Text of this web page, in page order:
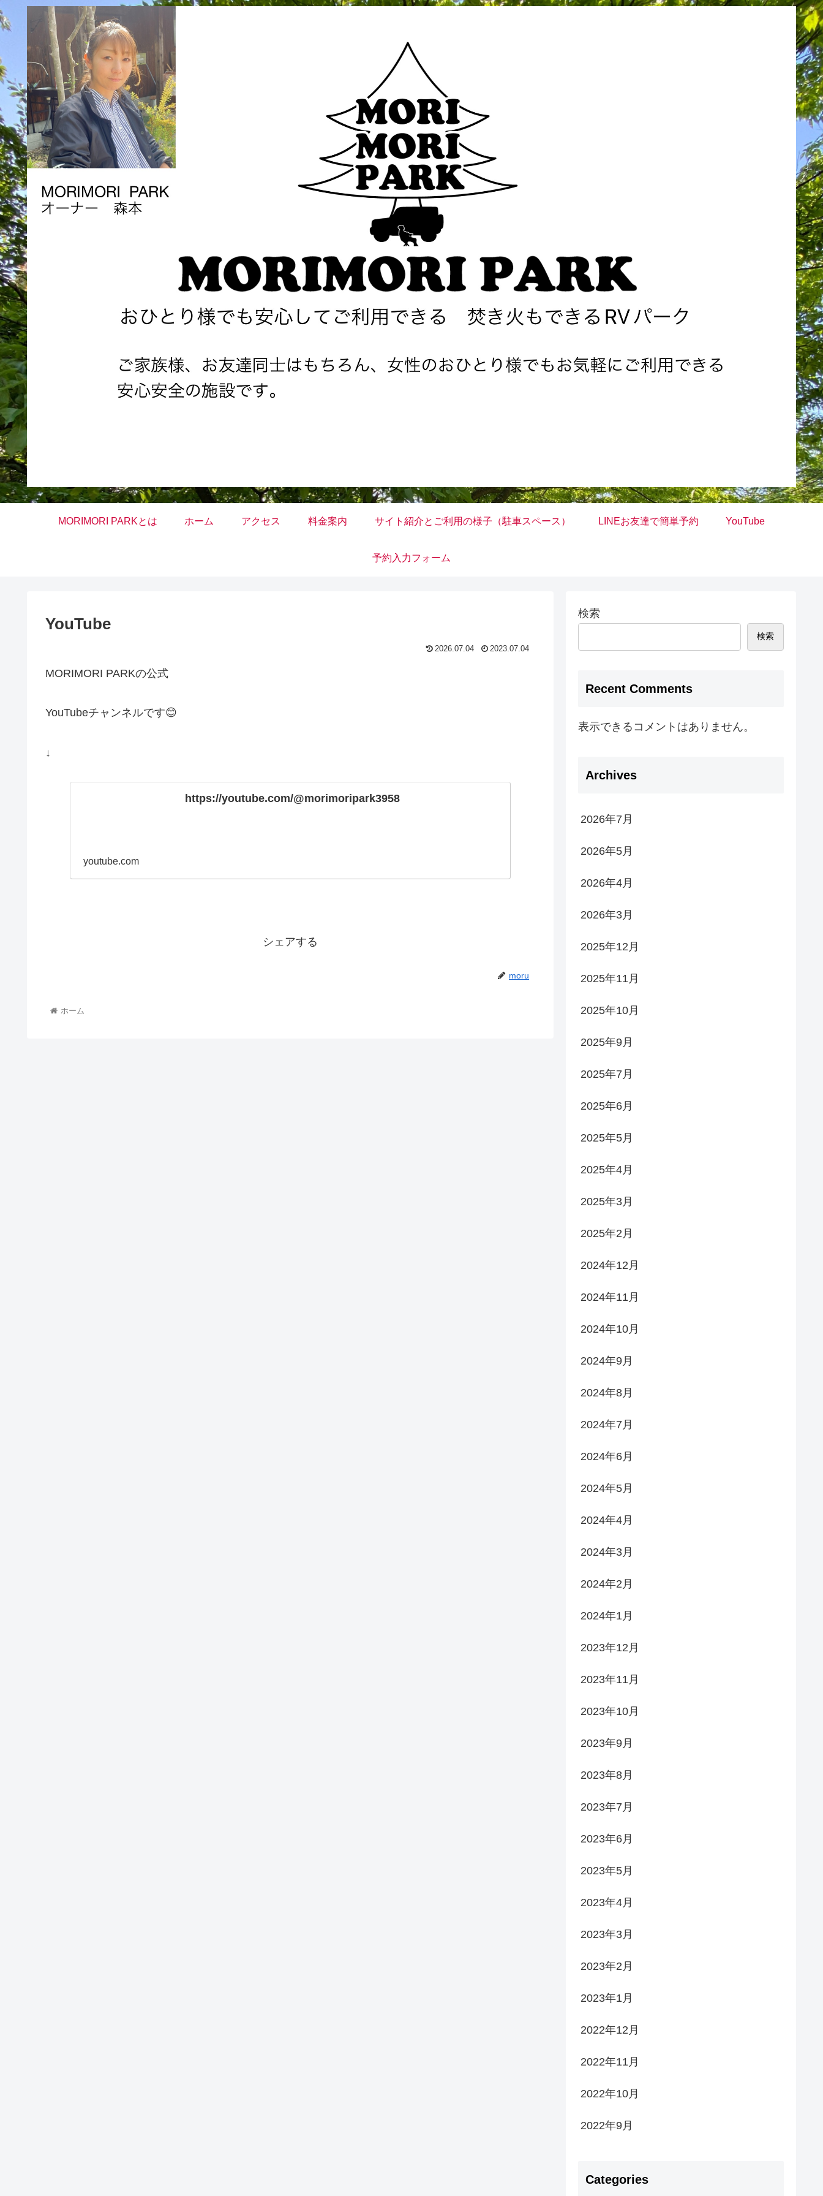
MORIMORI PARKとは ホーム アクセス 料金案内 サイト紹介とご利用の様子（駐車スペース） LINEお友達で簡単予約 YouTube
予約入力フォーム
YouTube
2026.07.04 2023.07.04
MORIMORI PARKの公式
YouTubeチャンネルです😊
↓
https://youtube.com/@morimoripark3958
youtube.com
シェアする
moru
ホーム
検索
検索
Recent Comments
表示できるコメントはありません。
Archives
2026年7月
2026年5月
2026年4月
2026年3月
2025年12月
2025年11月
2025年10月
2025年9月
2025年7月
2025年6月
2025年5月
2025年4月
2025年3月
2025年2月
2024年12月
2024年11月
2024年10月
2024年9月
2024年8月
2024年7月
2024年6月
2024年5月
2024年4月
2024年3月
2024年2月
2024年1月
2023年12月
2023年11月
2023年10月
2023年9月
2023年8月
2023年7月
2023年6月
2023年5月
2023年4月
2023年3月
2023年2月
2023年1月
2022年12月
2022年11月
2022年10月
2022年9月
Categories